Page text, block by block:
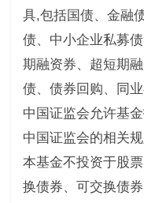
具,包括国债、金融
债、中小企业私募
期融资券、超短期
债、债券回购、同
中国证监会允许基
中国证监会的相关规
本基金不投资于股
换债券、可交换债券